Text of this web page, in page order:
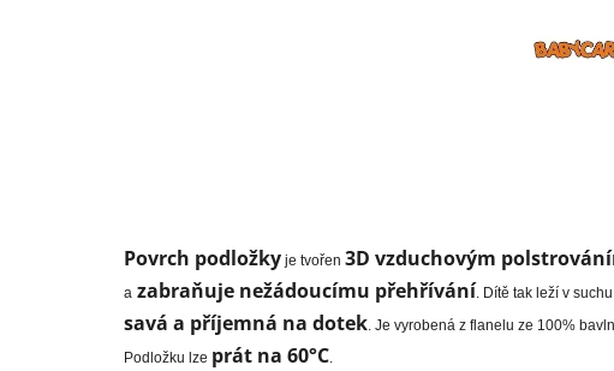
Povrch podložky je tvořen 3D vzduchovým
a zabraňuje nežádoucímu přehřívání. Dítě tak leží v
savá a příjemná na dotek. Je vyrobená z flanelu ze 100%
Podložku lze prát na 60°C.